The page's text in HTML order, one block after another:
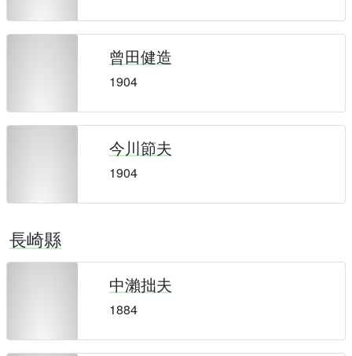
曾田健造
1904
今川節夫
1904
長崎縣
中瀨拙夫
1884